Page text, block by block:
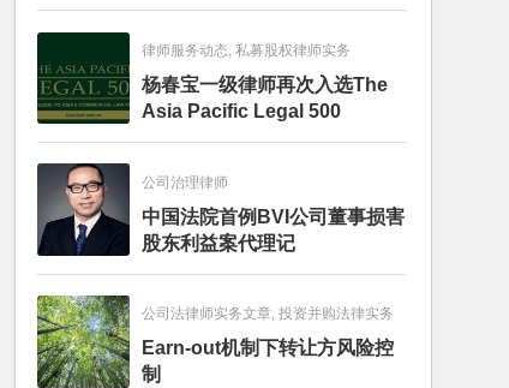
律师服务动态, 私募股权律师实务
杨春宝一级律师再次入选The
Asia Pacific Legal 500
公司治理律师
中国法院首例BVI公司董事损害
股东利益案代理记
公司法律师实务文章, 投资并购法律实务
Earn-out机制下转让方风险控
制